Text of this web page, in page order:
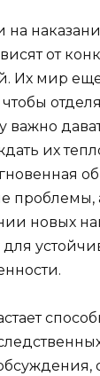
от
Их мир
важно
их
проблемы,
новых
для